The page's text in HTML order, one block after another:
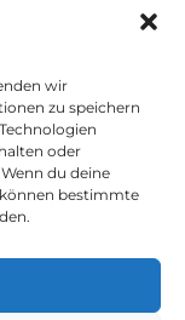
wir
zu speichern
oder
du deine
bestimmte